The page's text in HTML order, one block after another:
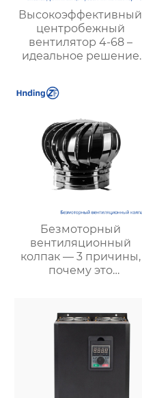
Высокоэффективный
центробежный
вентилятор 4-68 –
идеальное решение
вентиляции
Безмоторный
вентиляционный
колпак — 3 причины,
почему это
является лучшим
выбором для
повышения
эффективности
вентиляции